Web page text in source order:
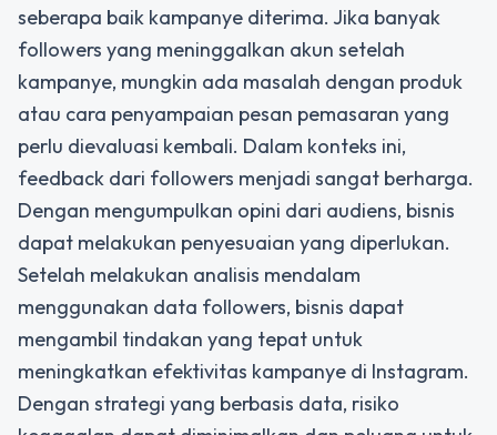
seberapa baik kampanye diterima. Jika banyak
followers yang meninggalkan akun setelah
kampanye, mungkin ada masalah dengan produk
atau cara penyampaian pesan pemasaran yang
perlu dievaluasi kembali. Dalam konteks ini,
feedback dari followers menjadi sangat berharga.
Dengan mengumpulkan opini dari audiens, bisnis
dapat melakukan penyesuaian yang diperlukan.
Setelah melakukan analisis mendalam
menggunakan data followers, bisnis dapat
mengambil tindakan yang tepat untuk
meningkatkan efektivitas kampanye di Instagram.
Dengan strategi yang berbasis data, risiko